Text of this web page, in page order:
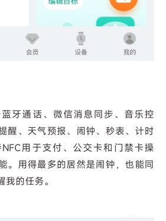
牙通话、微信消息同步、音乐控
醒、天气预报、闹钟、秒表、计时
用于支付、公交卡和门禁卡操
。用得最多的居然是闹钟，也能同
的任务。